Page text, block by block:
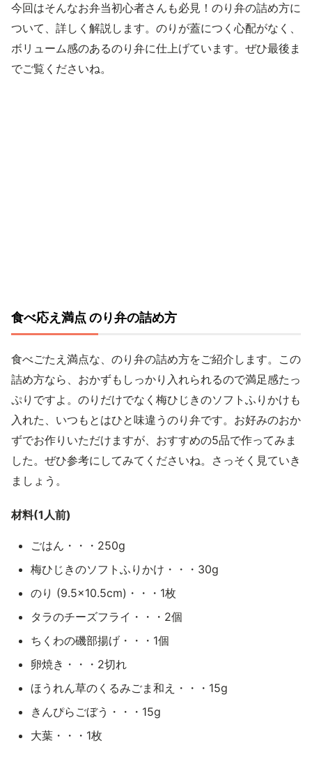
今回はそんなお弁当初心者さんも必見！のり弁の詰め方に
ついて、詳しく解説します。のりが蓋につく心配がなく、
ボリューム感のあるのり弁に仕上げています。ぜひ最後ま
でご覧くださいね。
食べ応え満点 のり弁の詰め方
食べごたえ満点な、のり弁の詰め方をご紹介します。この
詰め方なら、おかずもしっかり入れられるので満足感たっ
ぷりですよ。のりだけでなく梅ひじきのソフトふりかけも
入れた、いつもとはひと味違うのり弁です。お好みのおか
ずでお作りいただけますが、おすすめの5品で作ってみま
した。ぜひ参考にしてみてくださいね。さっそく見ていき
ましょう。
材料(1人前)
ごはん・・・250g
梅ひじきのソフトふりかけ・・・30g
のり (9.5×10.5cm)・・・1枚
タラのチーズフライ・・・2個
ちくわの磯部揚げ・・・1個
卵焼き・・・2切れ
ほうれん草のくるみごま和え・・・15g
きんぴらごぼう・・・15g
大葉・・・1枚